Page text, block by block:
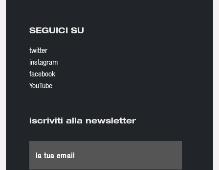
SEGUICI SU
twitter
instagram
facebook
YouTube
iscriviti alla newsletter
la tua email